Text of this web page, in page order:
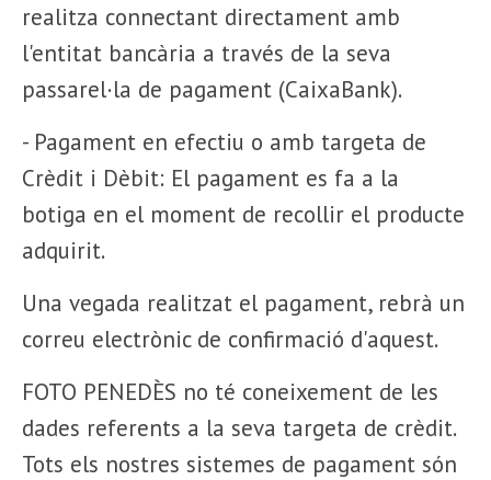
realitza connectant directament amb
l'entitat bancària a través de la seva
passarel·la de pagament (CaixaBank).
- Pagament en efectiu o amb targeta de
Crèdit i Dèbit: El pagament es fa a la
botiga en el moment de recollir el producte
adquirit.
Una vegada realitzat el pagament, rebrà un
correu electrònic de confirmació d'aquest.
FOTO PENEDÈS no té coneixement de les
dades referents a la seva targeta de crèdit.
Tots els nostres sistemes de pagament són